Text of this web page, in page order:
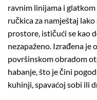
ravnim linijama i
ručkica za namještaj
prostore, ističući se kao
nezapaženo. Izrađena je
površinskom obradom
habanje, što je čini
kuhinji, spavaćoj sobi ili